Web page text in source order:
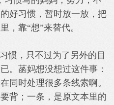
好习惯，暂时放一放，把
，靠“想”来替代。
惯，只不过为了另外的目
。 菡妈想没想过这件事：
同时处理很多条线索啊。
背；一条，是原文本里的